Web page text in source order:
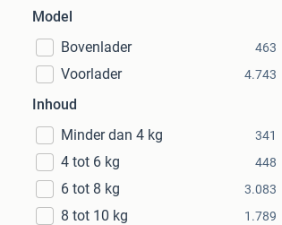
Model
Bovenlader
463
Voorlader 4.743
Inhoud
Minder dan 4 kg
341
4 tot 6 kg 448
6 tot 8 kg 3.083
8 tot 10 kg 1.789